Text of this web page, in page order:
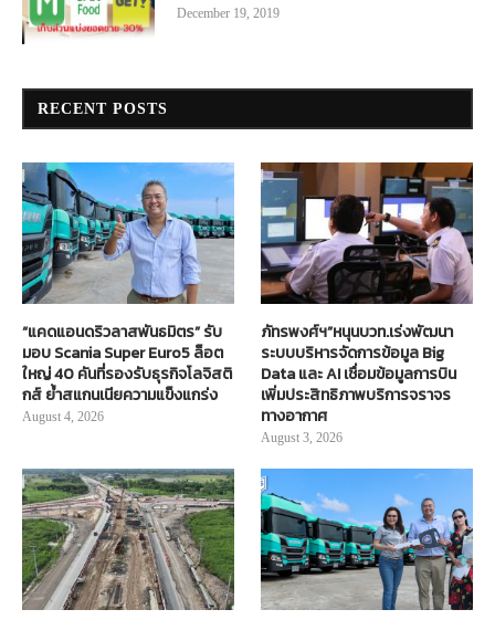
December 19, 2019
RECENT POSTS
“แคดแอนดริวลาสพันธมิตร” รับ
มอบ Scania Super Euro5 ล็อต
ใหญ่ 40 คันที่รองรับธุรกิจโลจิสติ
กส์ ย้ำสแกนเนียความแข็งแกร่ง
August 4, 2026
ภัทรพงศ์ฯ”หนุนบวท.เร่งพัฒนา
ระบบบริหารจัดการข้อมูล Big
Data และ AI เชื่อมข้อมูลการบิน
เพิ่มประสิทธิภาพบริการจราจร
ทางอากาศ
August 3, 2026